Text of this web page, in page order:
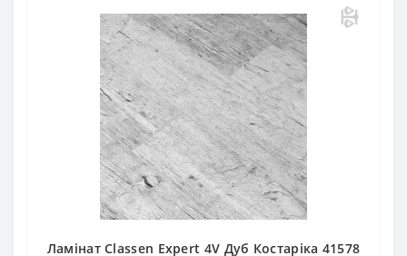
Ламінат Classen Expert 4V Дуб Костаріка 41578